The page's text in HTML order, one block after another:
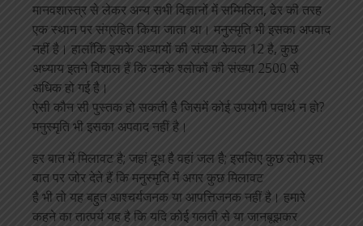
मानवशास्त्र से लेकर अन्य सभी विज्ञानों में सम्मिलित, ढेर की तरह
एक स्थान पर संग्रहित किया जाता था। मनुस्मृति भी इसका अपवाद
नहीं है। हालाँकि इसके अध्यायों की संख्या केवल 12 है, कुछ
अध्याय इतने विशाल हैं कि उनके श्लोकों की संख्या 2500 से
अधिक हो गई है।
ऐसी कौन सी पुस्तक हो सकती है जिसमें कोई उपयोगी पदार्थ न हो?
मनुस्मृति भी इसका अपवाद नहीं है।
हर बात में मिलावट है; जहां दूध है वहां जल है; इसलिए कुछ लोग इस
बात पर जोर देते हैं कि मनुस्मृति में अगर कुछ मिलावट
है भी तो यह बहुत आश्चर्यजनक या आपत्तिजनक नहीं है। हमारे
कहने का तात्पर्य यह है कि यदि कोई गलती से या जानबूझकर